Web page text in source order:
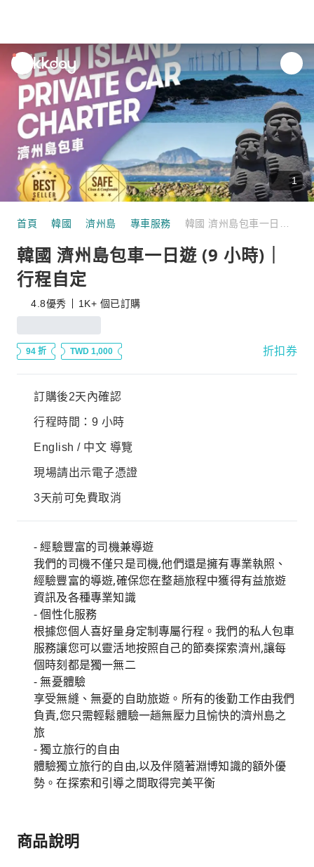
unread
notifications
1
首頁 韓國 濟州島 專車服務
韓國 濟州島包車一日遊 (9 小時)｜
行程自定
4.8優秀 1K+ 個已訂購
94 折 TWD 1,000 折扣券
訂購後2天內確認
行程時間：9 小時
English / 中文 導覽
現場請出示電子憑證
3天前可免費取消
- 經驗豐富的司機兼導遊
我們的司機不僅只是司機,他們還是擁有專業執照、
經驗豐富的導遊,確保您在整趟旅程中獲得有益旅遊
資訊及各種專業知識
- 個性化服務
根據您個人喜好量身定制專屬行程。我們的私人包車
服務讓您可以靈活地按照自己的節奏探索濟州,讓每
個時刻都是獨一無二
- 無憂體驗
享受無縫、無憂的自助旅遊。所有的後勤工作由我們
負責,您只需輕鬆體驗一趟無壓力且愉快的濟州島之
旅
- 獨立旅行的自由
體驗獨立旅行的自由,以及伴隨著淵博知識的額外優
勢。在探索和引導之間取得完美平衡
商品說明